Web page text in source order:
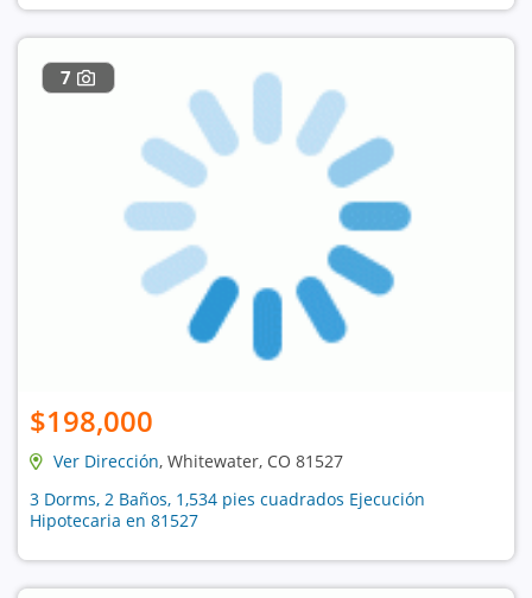
7
$198,000
Ver Dirección, Whitewater, CO 81527
3 Dorms, 2 Baños, 1,534 pies cuadrados Ejecución
Hipotecaria en 81527